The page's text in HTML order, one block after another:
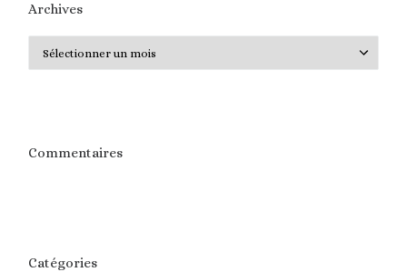
Archives
Commentaires
Catégories